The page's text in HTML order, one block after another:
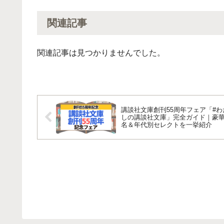
関連記事
関連記事は見つかりませんでした。
講談社文庫創刊55周年フェア「#わ
しの講談社文庫」完全ガイド｜豪
名＆年代別セレクトを一挙紹介